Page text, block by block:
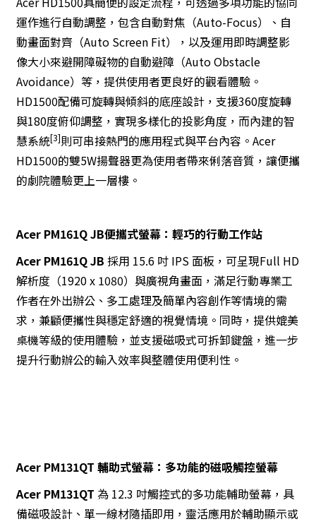
運作進行自動調整，包含自動對焦（Auto-Focus）、自
動畫面對齊（Auto Screen Fit），以及運用即時調整影
像大小來避開障礙物的自動避障（Auto Obstacle
Avoidance）等，提供使用者更良好的觀看體驗。
HD1500配備可旋轉與傾斜的底座設計，支援360度旋轉
與180度俯仰調整，實現多樣化的投影角度，而內建的智
慧系統[3]則可串接熱門的應用程式與平台內容。Acer
HD1500的雙5W揚聲器更為使用者帶來俐落音質，讓便攜
的劇院體驗更上一層樓。
Acer PM161Q JB便攜式螢幕：輕巧的行動工作站
Acer PM161Q JB 採用 15.6 吋 IPS 面板，可呈現Full HD
解析度（1920 x 1080）與廣視角畫面，滿足行動專業工
作者在外出辦公、多工處理及簡單內容創作等情境的需
求，兼顧便攜性與穩定舒適的視覺情境。同時，提供媲美
桌機等級的使用體驗，並支援磁吸式可拆卸鍵盤，進一步
提升行動辦公的輸入效率與整體使用便利性。
Acer PM131QT 輔助式螢幕：多功能的磁吸觸控螢幕
Acer PM131QT 為 12.3 吋觸控式的多功能輔助螢幕，具
備磁吸設計、單一線材隨插即用，靈活應用於輔助顯示或